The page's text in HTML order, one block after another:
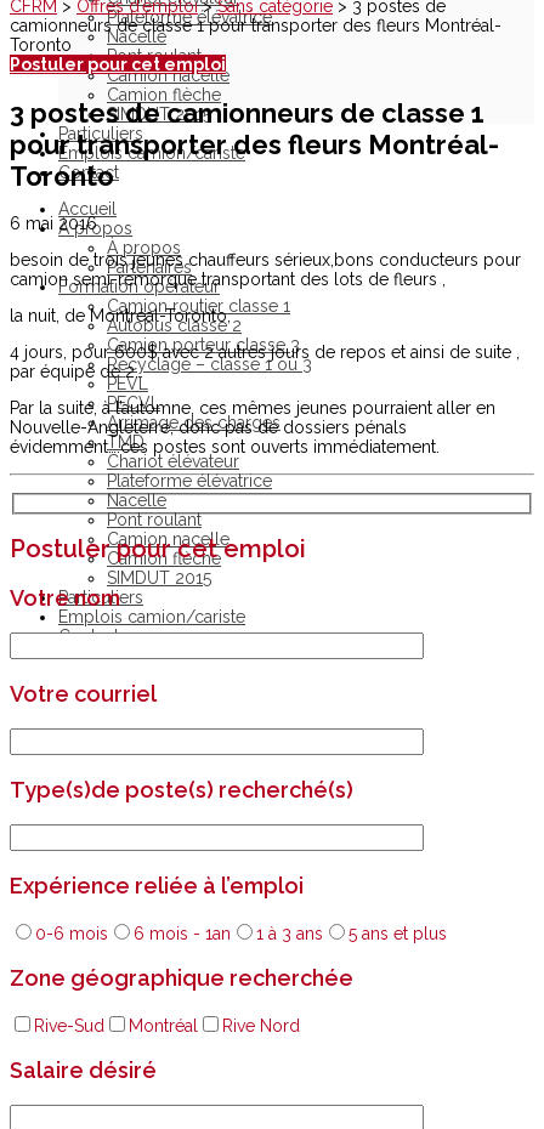
Plateforme élévatrice
Nacelle
Pont roulant
Camion nacelle
Camion flèche
SIMDUT 2015
Particuliers
Emplois camion/cariste
Contact
Accueil
À propos
À propos
Partenaires
Formation opérateur
Camion routier classe 1
Autobus classe 2
Camion porteur classe 3
Recyclage – classe 1 ou 3
PEVL
PECVL
Arrimage des charges
TMD
Chariot élévateur
Plateforme élévatrice
Nacelle
Pont roulant
Camion nacelle
Camion flèche
SIMDUT 2015
Particuliers
Emplois camion/cariste
Contact
CFRM > Offres d’emploi>Sans catégorie > 3 postes de
camionneurs de classe 1 pour transporter des fleurs Montréal-
Toronto
Postuler pour cet emploi
3 postes de camionneurs de classe 1
pour transporter des fleurs Montréal-
Toronto
6 mai 2016
besoin de trois jeunes chauffeurs sérieux,bons conducteurs pour
camion semi-remorque transportant des lots de fleurs ,
la nuit, de Montréal-Toronto,
4 jours, pour 600$ avec 2 autres jours de repos et ainsi de suite ,
par équipe de 2…
Par la suite, à l’automne, ces mêmes jeunes pourraient aller en
Nouvelle-Angleterre, donc pas de dossiers pénals
évidemment….ces postes sont ouverts immédiatement.
Postuler pour cet emploi
Votre nom
Votre courriel
Type(s)de poste(s) recherché(s)
Expérience reliée à l’emploi
0-6 mois 6 mois - 1an 1 à 3 ans 5 ans et plus
Zone géographique recherchée
Rive-Sud Montréal Rive Nord
Salaire désiré